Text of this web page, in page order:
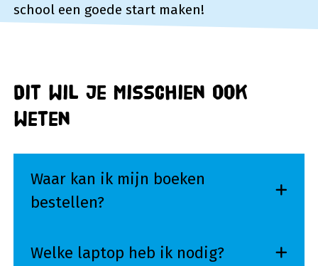
school een goede start maken!
Dit wil je misschien ook
weten
Waar kan ik mijn boeken
bestellen?
Welke laptop heb ik nodig?